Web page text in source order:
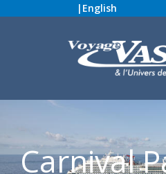
| English
Carnival